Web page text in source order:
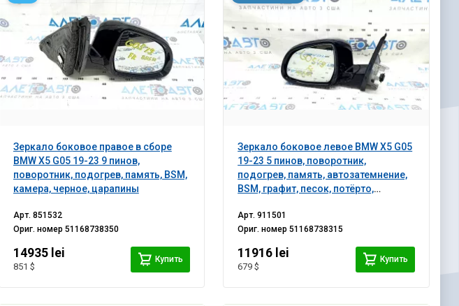
Зеркало боковое правое в сборе
BMW X5 G05 19-23 9 пинов,
поворотник, подогрев, память, BSM,
камера, черное, царапины
Арт. 851532
Ориг. номер 51168738350
14935 lei
851 $
Купить
Зеркало боковое левое BMW X5 G05
19-23 5 пинов, поворотник,
подогрев, память, автозатемнение,
BSM, графит, песок, потёрто,
Арт.911501
Ориг. номер51168738315
11916 lei
679 $
Купить